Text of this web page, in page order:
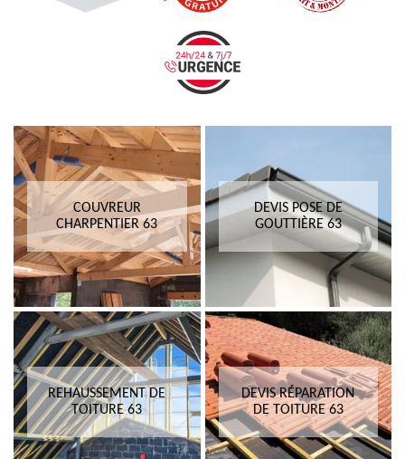
COUVREUR
CHARPENTIER 63
DEVIS POSE DE
GOUTTIÈRE 63
REHAUSSEMENT DE
TOITURE 63
DEVIS RÉPARATION
DE TOITURE 63